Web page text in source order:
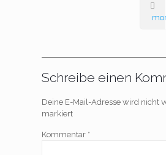
Schreibe einen
Deine E-Mail-Adresse wird nicht
markiert
Kommentar *